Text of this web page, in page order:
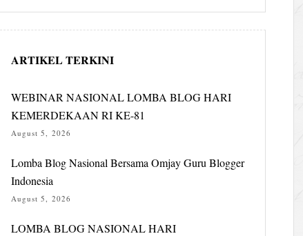
ARTIKEL TERKINI
WEBINAR NASIONAL LOMBA BLOG HARI
KEMERDEKAAN RI KE-81
August 5, 2026
Lomba Blog Nasional Bersama Omjay Guru Blogger
Indonesia
August 5, 2026
LOMBA BLOG NASIONAL HARI